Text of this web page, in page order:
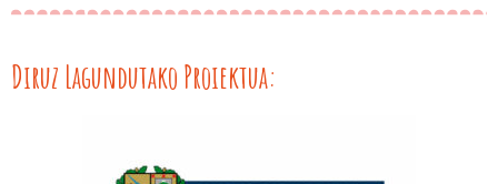
Diruz Lagundutako Proiektua: